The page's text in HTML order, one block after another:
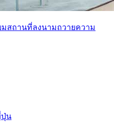
มสถานที่ลงนามถวายความ
ปุ่น